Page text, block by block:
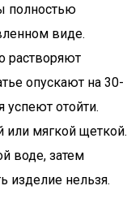
полностью
виде.
растворяют
опускают на 30-
успеют отойти.
или мягкой щеткой.
воде, затем
изделие нельзя.